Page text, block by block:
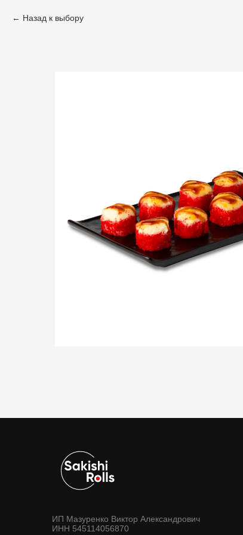
Назад к выбору
ИП Мазуренко Виктор Александрович
ИНН 545114056870